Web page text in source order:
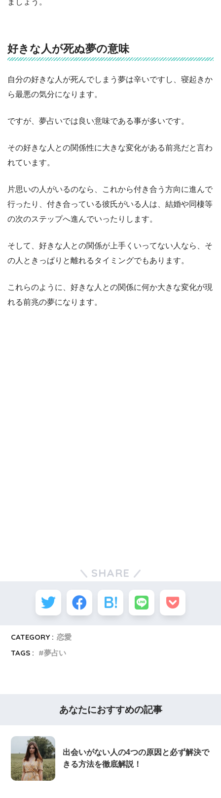
好きな人が死ぬ夢の意味
自分の好きな人が死んでしまう夢は辛いですし、寝起きか
ら最悪の気分になります。
ですが、夢占いでは良い意味である事が多いです。
その好きな人との関係性に大きな変化がある前兆だと言わ
れています。
片思いの人がいるのなら、これから付き合う方向に進んで
行ったり、付き合っている彼氏がいる人は、結婚や同棲等
の次のステップへ進んでいったりします。
そして、好きな人との関係が上手くいってない人なら、そ
の人ときっぱりと離れるタイミングでもあります。
これらのように、好きな人との関係に何か大きな変化が現
れる前兆の夢になります。
SHARE
CATEGORY : 恋愛
TAGS :
夢占い
あなたにおすすめの記事
出会いがない人の4つの原因と必ず解決で
きる方法を徹底解説！